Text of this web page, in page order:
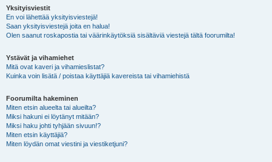
Yksityisviestit
En voi lähettää yksityisviestejä!
Saan yksityisviestejä joita en halua!
Olen saanut roskapostia tai väärinkäytöksiä sisältäviä viestejä tältä foorumilta!
Ystävät ja vihamiehet
Mitä ovat kaveri ja vihamieslistat?
Kuinka voin lisätä / poistaa käyttäjiä kavereista tai vihamiehistä
Foorumilta hakeminen
Miten etsin alueelta tai alueilta?
Miksi hakuni ei löytänyt mitään?
Miksi haku johti tyhjään sivuun!?
Miten etsin käyttäjiä?
Miten löydän omat viestini ja viestiketjuni?